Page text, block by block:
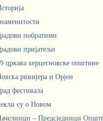
побратими
пријатељи
цркава херцегновске општине
ривијера и Орјен
фестивала
су о Новом
– Предсједници